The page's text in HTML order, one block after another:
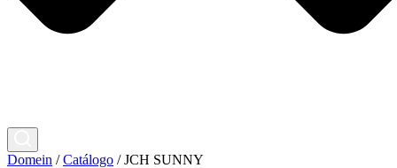
Domein / Catálogo / JCH SUNNY